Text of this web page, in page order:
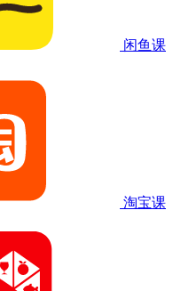
闲鱼课
淘宝课